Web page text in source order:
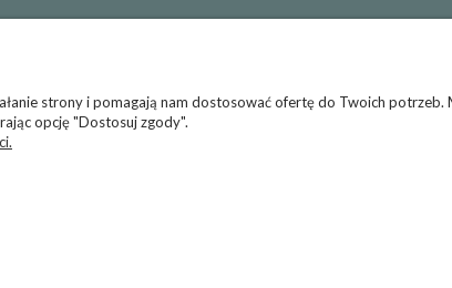
pościeli, kocyków i kołderek, poduszek oraz otulaczy -
strony i pomagają nam dostosować ofertę do Twoich
opcję "Dostosuj zgody".